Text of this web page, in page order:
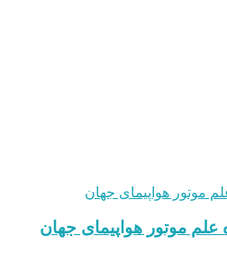
علم موتور هواپیمای جهان